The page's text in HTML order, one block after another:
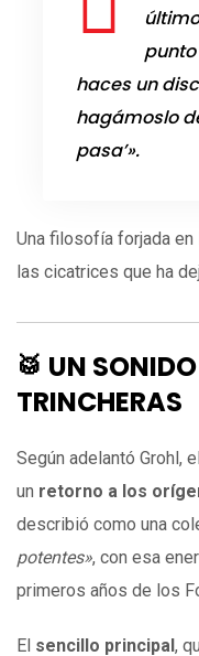
haces un
hagámoslo
pasa’».
Una filosofía forjada
las cicatrices que ha
🥁 UN
TRINCHERAS
Según adelantó Grohl,
un retorno a los
describió como una
potentes», con esa
primeros años de los
El sencillo principal,